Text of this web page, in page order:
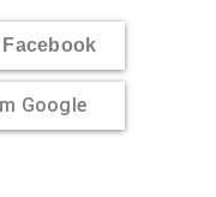
Facebook
Google